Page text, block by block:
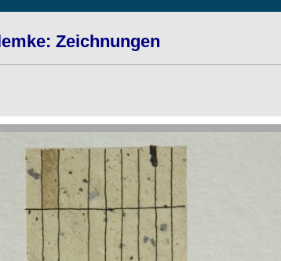
Zeichnungen